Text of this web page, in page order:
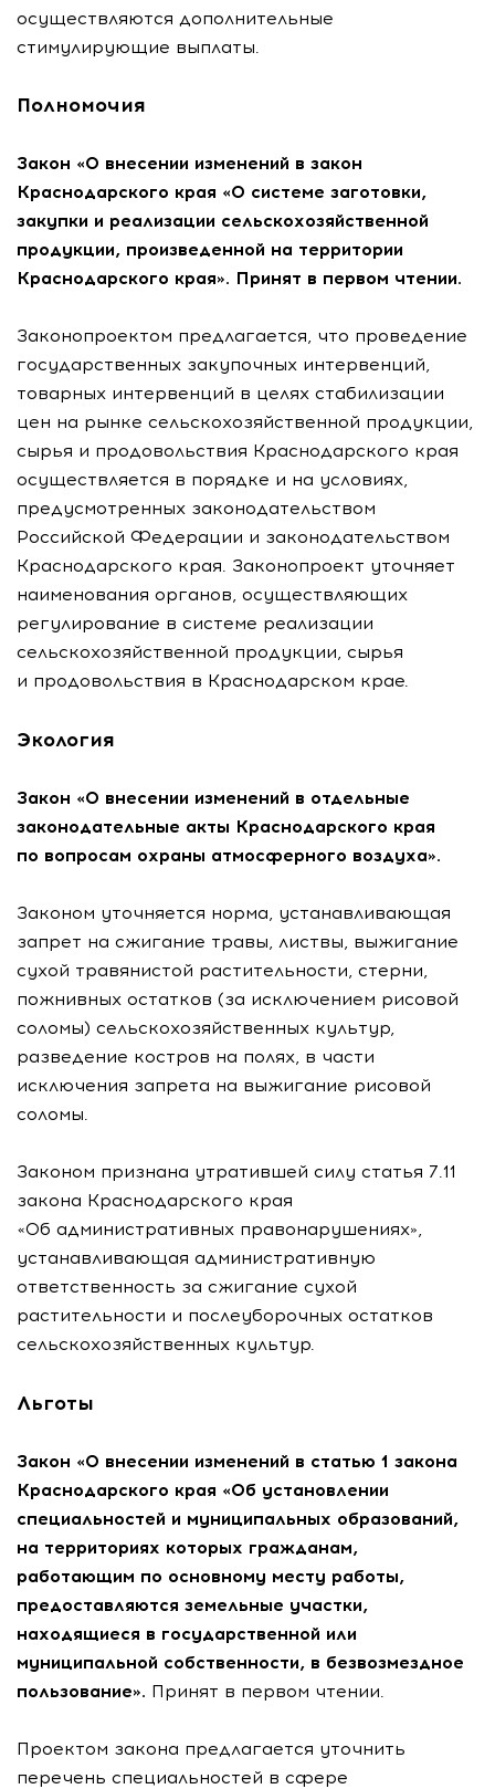
осуществляются дополнительные
стимулирующие выплаты.
Полномочия
Закон «О внесении изменений в закон
Краснодарского края «О системе заготовки,
закупки и реализации сельскохозяйственной
продукции, произведенной на территории
Краснодарского края». Принят в первом чтении.
Законопроектом предлагается, что проведение
государственных закупочных интервенций,
товарных интервенций в целях стабилизации
цен на рынке сельскохозяйственной продукции,
сырья и продовольствия Краснодарского края
осуществляется в порядке и на условиях,
предусмотренных законодательством
Российской Федерации и законодательством
Краснодарского края. Законопроект уточняет
наименования органов, осуществляющих
регулирование в системе реализации
сельскохозяйственной продукции, сырья
и продовольствия в Краснодарском крае.
Экология
Закон «О внесении изменений в отдельные
законодательные акты Краснодарского края
по вопросам охраны атмосферного воздуха».
Законом уточняется норма, устанавливающая
запрет на сжигание травы, листвы, выжигание
сухой травянистой растительности, стерни,
пожнивных остатков (за исключением рисовой
соломы) сельскохозяйственных культур,
разведение костров на полях, в части
исключения запрета на выжигание рисовой
соломы.
Законом признана утратившей силу статья 7.11
закона Краснодарского края
«Об административных правонарушениях»,
устанавливающая административную
ответственность за сжигание сухой
растительности и послеуборочных остатков
сельскохозяйственных культур.
Льготы
Закон «О внесении изменений в статью 1 закона
Краснодарского края «Об установлении
специальностей и муниципальных образований,
на территориях которых гражданам,
работающим по основному месту работы,
предоставляются земельные участки,
находящиеся в государственной или
муниципальной собственности, в безвозмездное
пользование». Принят в первом чтении.
Проектом закона предлагается уточнить
перечень специальностей в сфере